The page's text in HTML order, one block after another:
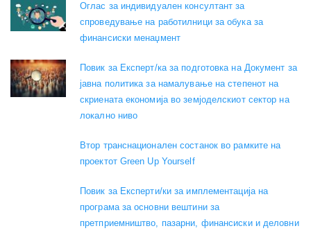
Оглас за индивидуален консултант за
спроведување на работилници за обука за
финансиски менаџмент
Повик за Експерт/ка за подготовка на Документ за
јавна политика за намалување на степенот на
скриената економија во земјоделскиот сектор на
локално ниво
Втор транснационален состанок во рамките на
проектот Green Up Yourself
Повик за Експерти/ки за имплементација на
програма за основни вештини за
претприемништво, пазарни, финансиски и деловни